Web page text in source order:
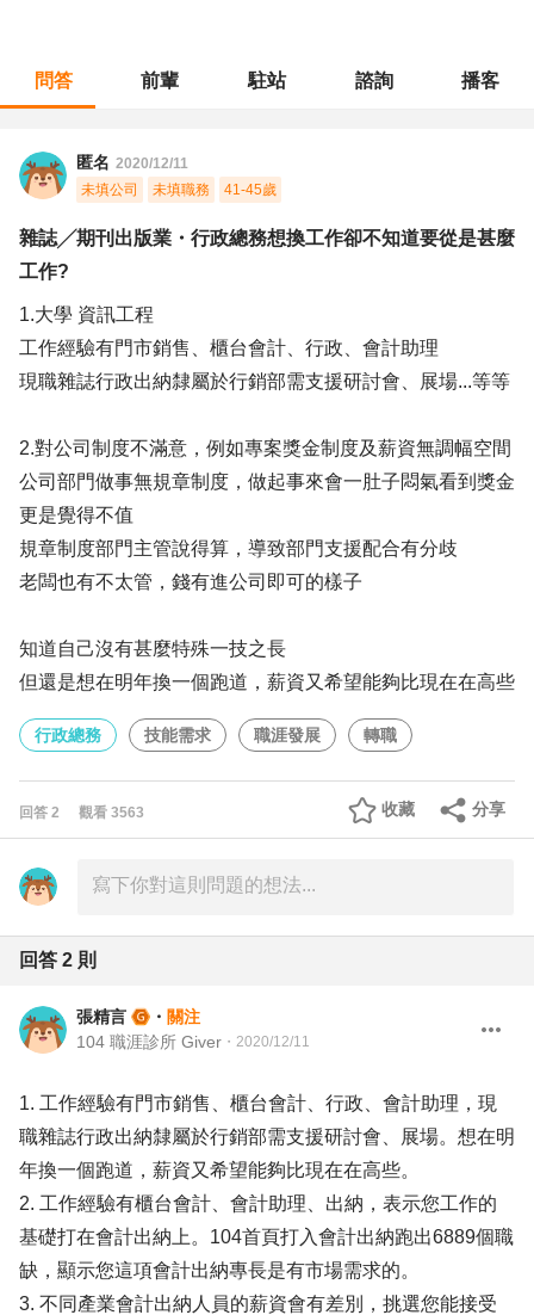
問答 前輩 駐站 諮詢 播客
匿名 2020/12/11
未填公司
未填職務 41-45歲
雜誌╱期刊出版業・行政總務想換工作卻不知道要從是甚麼
工作?
1.大學 資訊工程
工作經驗有門市銷售、櫃台會計、行政、會計助理
現職雜誌行政出納隸屬於行銷部需支援研討會、展場...等等
2.對公司制度不滿意，例如專案獎金制度及薪資無調幅空間
公司部門做事無規章制度，做起事來會一肚子悶氣看到獎金
更是覺得不值
規章制度部門主管說得算，導致部門支援配合有分歧
老闆也有不太管，錢有進公司即可的樣子
知道自己沒有甚麼特殊一技之長
但還是想在明年換一個跑道，薪資又希望能夠比現在在高些
行政總務 技能需求 職涯發展 轉職
回答 2 觀看 3563 分享
收藏
回答 2 則
張精言 ・ 關注
104 職涯診所 Giver ・ 2020/12/11
1. 工作經驗有門市銷售、櫃台會計、行政、會計助理，現
職雜誌行政出納隸屬於行銷部需支援研討會、展場。想在明
年換一個跑道，薪資又希望能夠比現在在高些。
2. 工作經驗有櫃台會計、會計助理、出納，表示您工作的
基礎打在會計出納上。104首頁打入會計出納跑出6889個職
缺，顯示您這項會計出納專長是有市場需求的。
3. 不同產業會計出納人員的薪資會有差別，挑選您能接受